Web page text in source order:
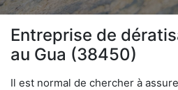
Entreprise de
au Gua (38450)
Il est normal de chercher à